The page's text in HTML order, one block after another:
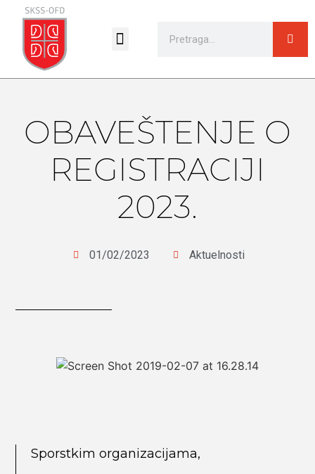
OBAVEŠTENJE O
REGISTRACIJI
2023.
01/02/2023 Aktuelnosti
Sporstkim organizacijama,